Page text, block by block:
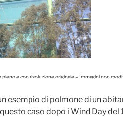
pieno e con risoluzione originale – Immagini non
esempio di polmone di un
caso dopo i Wind Day del